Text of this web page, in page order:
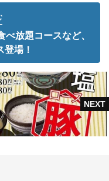
放題コースなど、
登場！